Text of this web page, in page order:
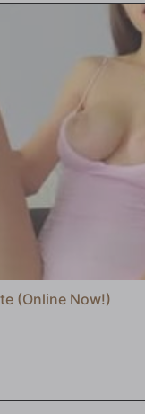
(Online Now!)